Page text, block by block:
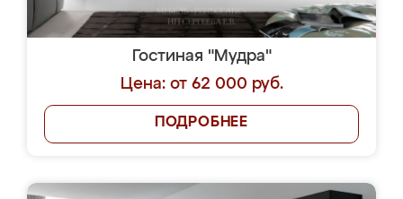
Гостиная "Мудра"
Цена: от 62 000 руб.
ПОДРОБНЕЕ